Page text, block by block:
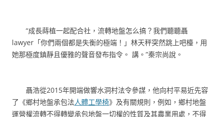
“成長蒔植一起配合社，流轉地盤怎么搞？我們聽聽聶
lawyer「你們兩個都是失衡的極端！」林天秤突然跳上吧檯，用
她那極度鎮靜且優雅的聲音發布指令。 講。”秦宗尚說。
聶浩從2015年開端做響水洞村法令參謀，他向村平易近先容
了《鄉村地盤承包法人體工學椅》及有關規則，例如，鄉村地盤
運營權流轉不得轉變承包地盤一切權的性質及其農業用處，不得